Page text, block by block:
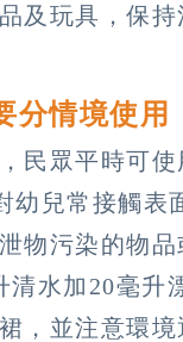
及玩具，保
情境使用
民眾平時可
幼兒常接觸表
物污染的物
水加20毫升
，並注意環